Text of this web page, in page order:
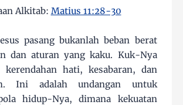
Alkitab: Matius 11:28-30
pasang bukanlah beban berat
dan aturan yang kaku. Kuk-Nya
hati, kesabaran, dan
Ini adalah undangan untuk
hidup-Nya, dimana kekuatan